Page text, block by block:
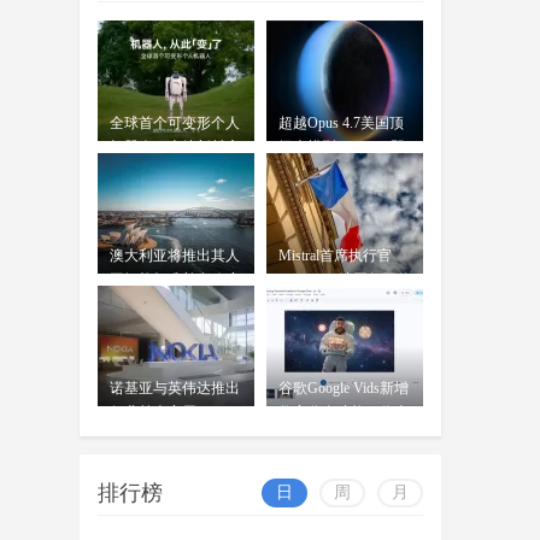
07-17
wangjing
OpenAI前女CTO创业发布首款
AI模型：借鉴中
穆拉蒂凤凰网科技讯 北京时间7月
16日，据《华尔街日报》报道，
OpenAI前首席技术官米拉
全球首个可变形个人
元T1
超越Opus 4.7美国顶
将发
澳大利亚将推出其人
内设
Mistral首席执行官
电力
诺基亚与英伟达推出
RAN平台
谷歌Google Vids新增
可
排行榜 日 周 月